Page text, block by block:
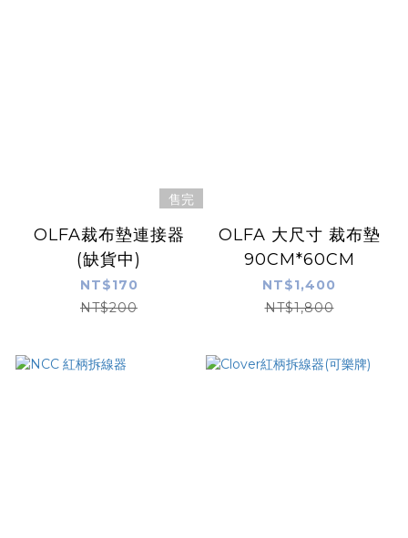
售完
OLFA裁布墊連接器
(缺貨中)
NT$170
NT$200
OLFA 大尺寸 裁布墊
90CM*60CM
NT$1,400
NT$1,800